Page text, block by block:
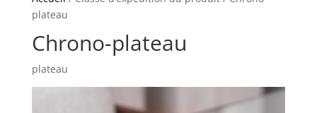
plateau
Chrono-plateau
plateau